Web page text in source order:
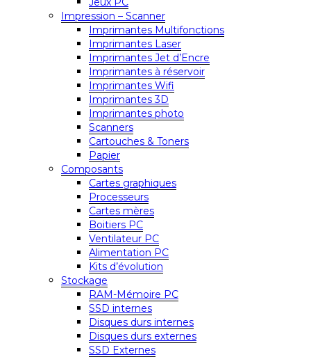
Impression – Scanner
Imprimantes Multifonctions
Imprimantes Laser
Imprimantes Jet d’Encre
Imprimantes à réservoir
Imprimantes Wifi
Imprimantes 3D
Imprimantes photo
Scanners
Cartouches & Toners
Papier
Composants
Cartes graphiques
Processeurs
Cartes mères
Boitiers PC
Ventilateur PC
Alimentation PC
Kits d’évolution
Stockage
RAM-Mémoire PC
SSD internes
Disques durs internes
Disques durs externes
SSD Externes